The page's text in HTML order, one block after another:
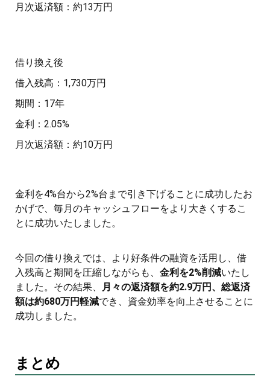
月次返済額：約13万円
借り換え後
借入残高：1,730万円
期間：17年
金利：2.05%
月次返済額：約10万円
金利を4%台から2%台まで引き下げることに成功したお
かげで、毎月のキャッシュフローをより大きくするこ
とに成功いたしました。
今回の借り換えでは、より好条件の融資を活用し、借
入残高と期間を圧縮しながらも、 金利を2%削減いたし
ました。その結果、
月々の返済額を約2.9万円、総返済
額は約680万円軽減でき、資金効率を向上させることに
成功しました。
まとめ